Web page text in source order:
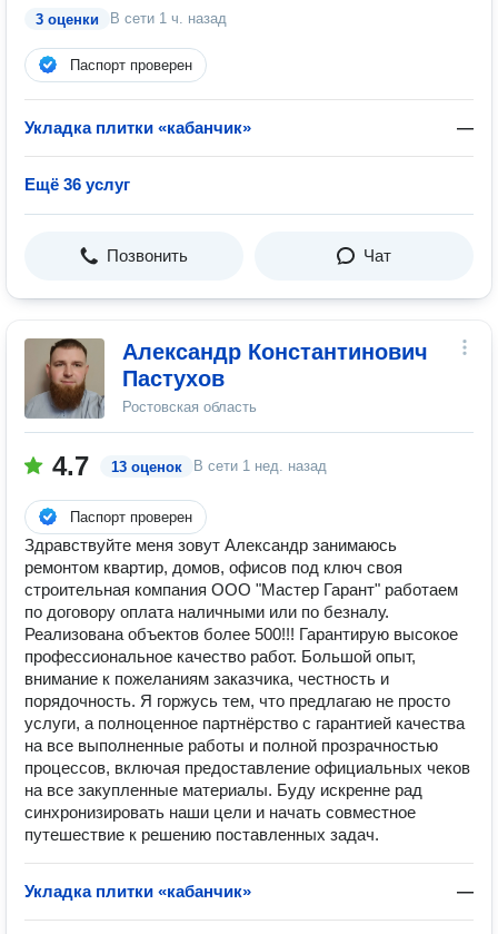
3 оценки В сети 1 ч. назад
Паспорт проверен
Укладка плитки «кабанчик» —
Ещё 36 услуг
Позвонить Чат
Александр Константинович
Пастухов
Ростовская область
4.7 13 оценок В сети 1 нед. назад
Паспорт проверен
Здравствуйте меня зовут Александр занимаюсь
ремонтом квартир, домов, офисов под ключ своя
строительная компания ООО "Мастер Гарант" работаем
по договору оплата наличными или по безналу.
Реализована объектов более 500!!! Гарантирую высокое
профессиональное качество работ. Большой опыт,
внимание к пожеланиям заказчика, честность и
порядочность. Я горжусь тем, что предлагаю не просто
услуги, а полноценное партнёрство с гарантией качества
на все выполненные работы и полной прозрачностью
процессов, включая предоставление официальных чеков
на все закупленные материалы. Буду искренне рад
синхронизировать наши цели и начать совместное
путешествие к решению поставленных задач.
Укладка плитки «кабанчик» —